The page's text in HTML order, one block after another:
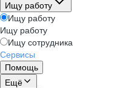
Ищу работу
Ищу работу
Ищу работу
Ищу сотрудника
Сервисы
Помощь
Ещё